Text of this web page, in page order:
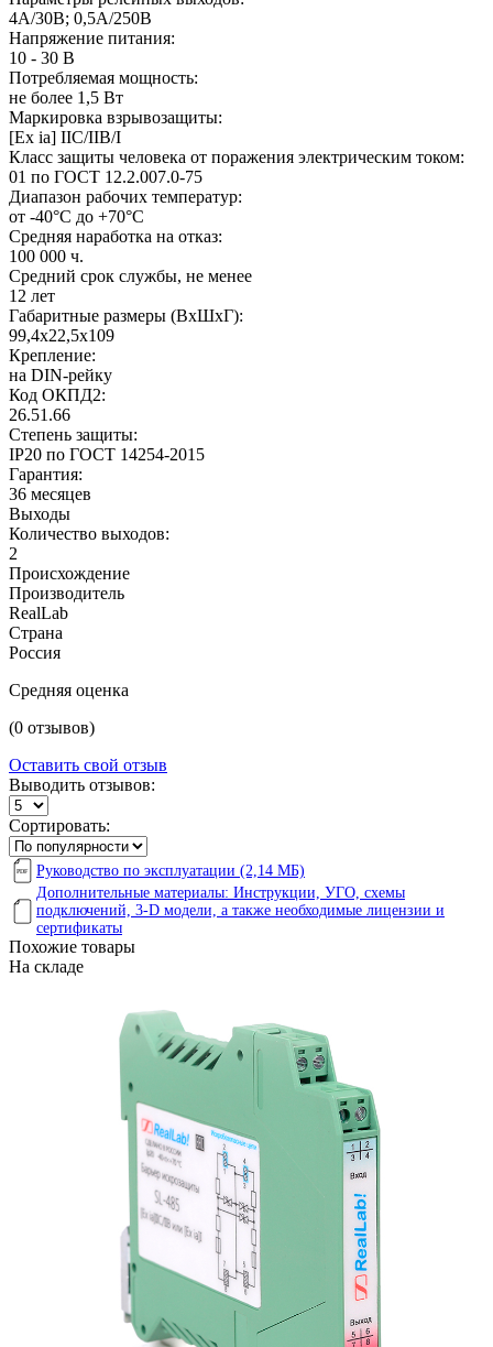
4А/30В; 0,5А/250В
Напряжение питания:
10 - 30 В
Потребляемая мощность:
не более 1,5 Вт
Маркировка взрывозащиты:
[Ex iа] IIC/IIB/I
Класс защиты человека от поражения электрическим током:
01 по ГОСТ 12.2.007.0-75
Диапазон рабочих температур:
от -40°C до +70°C
Средняя наработка на отказ:
100 000 ч.
Средний срок службы, не менее​
12 лет
Габаритные размеры (ВхШхГ):
99,4х22,5х109
Крепление:
на DIN-рейку
Код ОКПД2:
26.51.66
Степень защиты:
IР20 по ГОСТ 14254-2015
Гарантия:
36 месяцев
Выходы
Количество выходов:
2
Происхождение
Производитель
RealLab
Страна
Россия
Средняя оценка
(0 отзывов)
Оставить свой отзыв
Выводить отзывов:
Сортировать:
Руководство по эксплуатации (2,14 МБ)
Дополнительные материалы: Инструкции, УГО, схемы
подключений, 3-D модели, а также необходимые лицензии и
сертификаты
Похожие товары
На складе